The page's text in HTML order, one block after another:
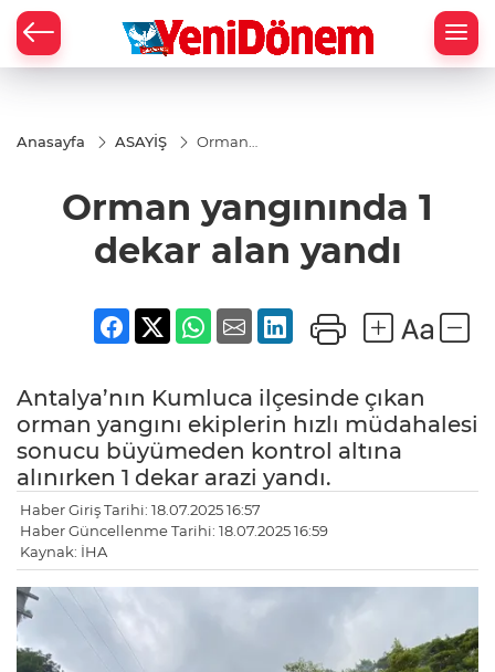
Anasayfa ASAYİŞ
Orman
Orman yangınında 1
dekar alan yandı
Antalya’nın Kumluca ilçesinde çıkan
orman yangını ekiplerin hızlı müdahalesi
sonucu büyümeden kontrol altına
alınırken 1 dekar arazi yandı.
Haber Giriş Tarihi: 18.07.2025 16:57
Haber Güncellenme Tarihi: 18.07.2025 16:59
Kaynak: İHA